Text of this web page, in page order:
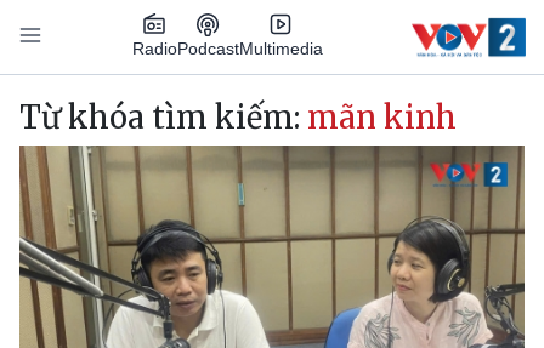
Nhảy đến nội dung
RadioPodcastMultimedia
Main navigation
Từ khóa tìm kiếm: mãn kinh